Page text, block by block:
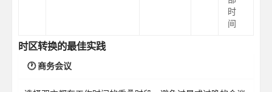
时
间
时区转换的最佳实践
🕐 商务会议